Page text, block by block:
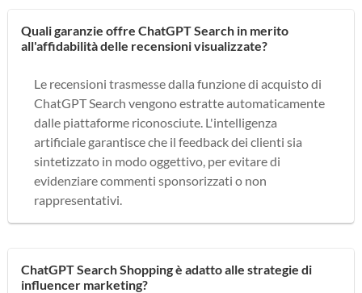
Quali garanzie offre ChatGPT Search in merito
all'affidabilità delle recensioni visualizzate?
Le recensioni trasmesse dalla funzione di acquisto di
ChatGPT Search vengono estratte automaticamente
dalle piattaforme riconosciute. L'intelligenza
artificiale garantisce che il feedback dei clienti sia
sintetizzato in modo oggettivo, per evitare di
evidenziare commenti sponsorizzati o non
rappresentativi.
ChatGPT Search Shopping è adatto alle strategie di
influencer marketing?